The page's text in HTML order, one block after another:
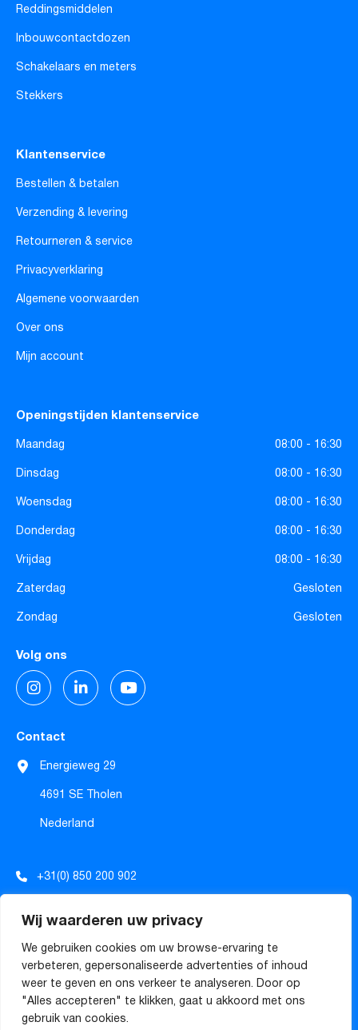
Wij waarderen uw privacy
We gebruiken cookies om uw browse-ervaring te
verbeteren, gepersonaliseerde advertenties of inhoud
weer te geven en ons verkeer te analyseren. Door op
"Alles accepteren" te klikken, gaat u akkoord met ons
gebruik van cookies.
Reddingsmiddelen
Inbouwcontactdozen
Schakelaars en meters
Stekkers
Klantenservice
Bestellen & betalen
Verzending & levering
Retourneren & service
Privacyverklaring
Algemene voorwaarden
Over ons
Mijn account
Openingstijden klantenservice
Maandag
08:00 - 16:30
Dinsdag
08:00 - 16:30
Woensdag
08:00 - 16:30
Donderdag
08:00 - 16:30
Vrijdag
08:00 - 16:30
Zaterdag
Gesloten
Zondag
Gesloten
Volg ons
Contact
Energieweg 29
4691 SE Tholen
Nederland
+31(0) 850 200 902
© Copyright 2026
Algemene voorwaarden